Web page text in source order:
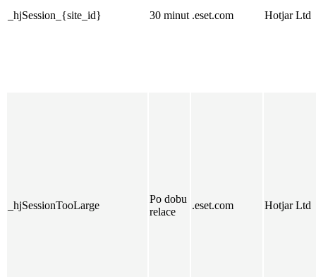
_hjSession_{site_id} 30 minut .eset.com Hotjar Ltd
_hjSessionTooLarge
Po dobu
relace
.eset.com Hotjar Ltd